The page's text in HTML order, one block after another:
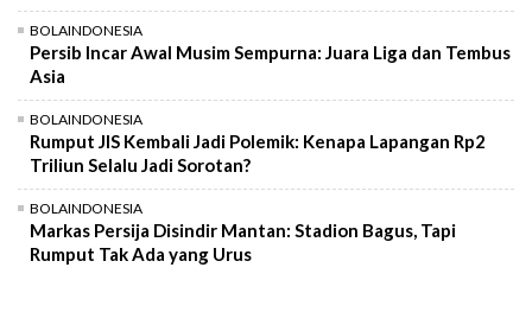
BOLAINDONESIA
Persib Incar Awal Musim Sempurna: Juara Liga dan Tembus
Asia
BOLAINDONESIA
Rumput JIS Kembali Jadi Polemik: Kenapa Lapangan Rp2
Triliun Selalu Jadi Sorotan?
BOLAINDONESIA
Markas Persija Disindir Mantan: Stadion Bagus, Tapi
Rumput Tak Ada yang Urus